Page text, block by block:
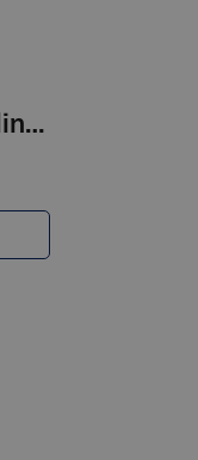
Piedzīvojums dinozauru salā. Dinozauru filma. Ķepu patruļa